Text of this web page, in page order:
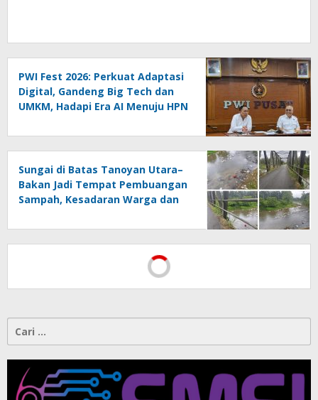
PWI Fest 2026: Perkuat Adaptasi
Digital, Gandeng Big Tech dan
UMKM, Hadapi Era AI Menuju HPN
Sungai di Batas Tanoyan Utara–
Bakan Jadi Tempat Pembuangan
Sampah, Kesadaran Warga dan
Dipertanyakan
Cari